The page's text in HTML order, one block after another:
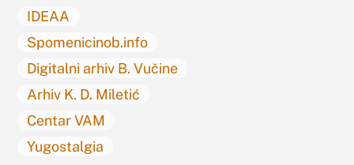
IDEAA
Spomenicinob.info
Digitalni arhiv B. Vučine
Arhiv K. D. Miletić
Centar VAM
Yugostalgia